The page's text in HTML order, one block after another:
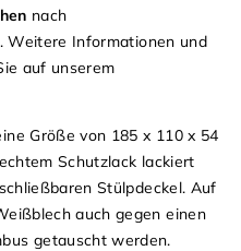
nach
Weitere Informationen und
auf unserem
Größe von 185 x 110 x 54
Schutzlack lackiert
Stülpdeckel. Auf
auch gegen einen
getauscht werden.